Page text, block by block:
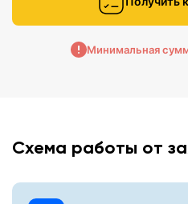
Минимальная
Схема работы от